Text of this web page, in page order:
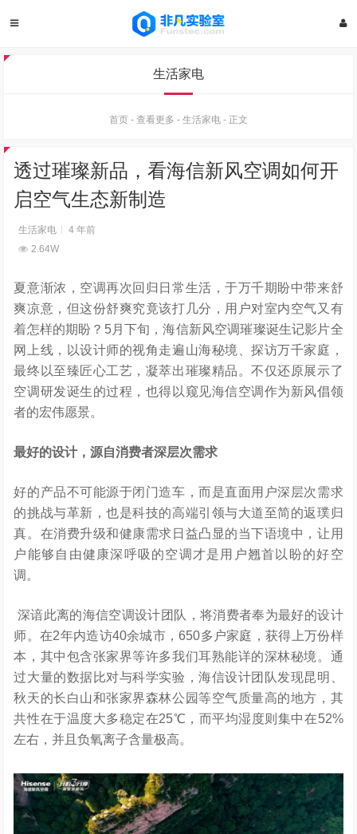
生活家电
首页 - 查看更多 - 生活家电 - 正文
透过璀璨新品，看海信新风空调如何开
启空气生态新制造
生活家电
4 年前
2.64W
夏意渐浓，空调再次回归日常生活，于万千期盼中带来舒
爽凉意，但这份舒爽究竟该打几分，用户对室内空气又有
着怎样的期盼？5月下旬，海信新风空调璀璨诞生记影片全
网上线，以设计师的视角走遍山海秘境、探访万千家庭，
最终以至臻匠心工艺，凝萃出璀璨精品。不仅还原展示了
空调研发诞生的过程，也得以窥见海信空调作为新风倡领
者的宏伟愿景。
最好的设计，源自消费者深层次需求
好的产品不可能源于闭门造车，而是直面用户深层次需求
的挑战与革新，也是科技的高端引领与大道至简的返璞归
真。在消费升级和健康需求日益凸显的当下语境中，让用
户能够自由健康深呼吸的空调才是用户翘首以盼的好空
调。
深谙此离的海信空调设计团队，将消费者奉为最好的设计
师。在2年内造访40余城市，650多户家庭，获得上万份样
本，其中包含张家界等许多我们耳熟能详的深林秘境。通
过大量的数据比对与科学实验，海信设计团队发现昆明、
秋天的长白山和张家界森林公园等空气质量高的地方，其
共性在于温度大多稳定在25℃，而平均湿度则集中在52%
左右，并且负氧离子含量极高。